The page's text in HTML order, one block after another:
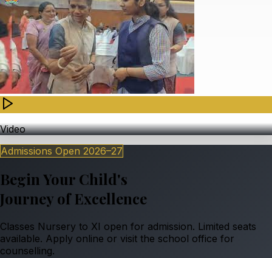
Video
Admissions Open 2026–27
Begin Your Child's
Journey of Excellence
Classes Nursery to XI open for admission. Limited seats
available. Apply online or visit the school office for
counselling.